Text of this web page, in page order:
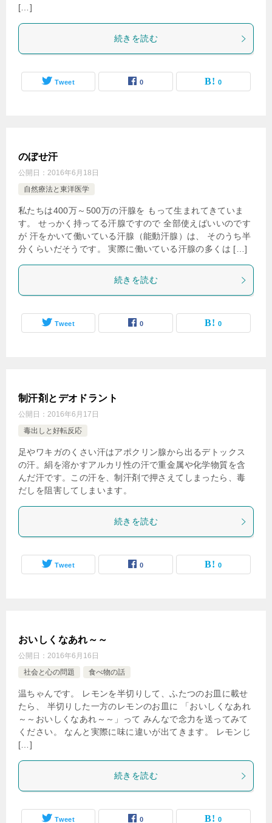
[…]
続きを読む
Tweet 0 0
のぼせ汗
公開日： 2016年6月18日
自然療法と東洋医学
私たちは400万～500万の汗腺を もって生まれてきていま
す。 せっかく持ってる汗腺ですので 全部使えばいいのです
が 汗をかいて働いている汗腺（能動汗腺）は、 そのうち半
分くらいだそうです。 実際に働いている汗腺の多くは […]
続きを読む
Tweet 0 0
制汗剤とデオドラント
公開日： 2016年6月17日
毒出しと好転反応
足やワキガのくさい汗はアポクリン腺から出るデトックス
の汗。絹を溶かすアルカリ性の汗で重金属や化学物質を含
んだ汗です。この汗を、制汗剤で押さえてしまったら、毒
だしを阻害してしまいます。
続きを読む
Tweet 0 0
おいしくなあれ～～
公開日： 2016年6月16日
社会と心の問題
食べ物の話
温ちゃんです。 レモンを半切りして、ふたつのお皿に載せ
たら、 半切りした一方のレモンのお皿に 「おいしくなあれ
～～おいしくなあれ～～」って みんなで念力を送ってみて
ください。 なんと実際に味に違いが出てきます。 レモンじ
[…]
続きを読む
Tweet 0 0